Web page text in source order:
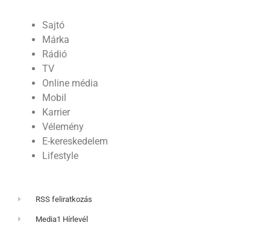
Sajtó
Márka
Rádió
TV
Online média
Mobil
Karrier
Vélemény
E-kereskedelem
Lifestyle
RSS feliratkozás
Media1 Hírlevél